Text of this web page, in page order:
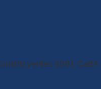
6061, CaBA